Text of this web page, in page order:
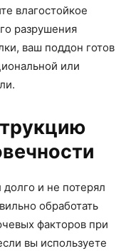
влагостойкое
разрушения
ваш поддон готов
или
и не потерял
обработать
факторов при
вы используете